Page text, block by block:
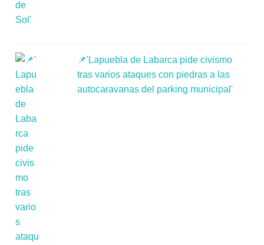
📌'Lapuebla de Labarca pide civismo
tras varios ataques con piedras a las
autocaravanas del parking municipal'